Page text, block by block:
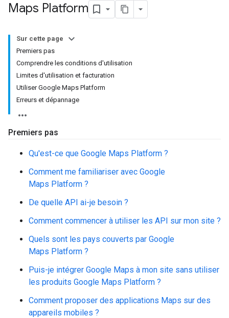
Maps Platform
Sur cette page
Premiers pas
Comprendre les conditions d'utilisation
Limites d'utilisation et facturation
Utiliser Google Maps Platform
Erreurs et dépannage
Premiers pas
Qu'est-ce que Google Maps Platform ?
Comment me familiariser avec Google
Maps Platform ?
De quelle API ai-je besoin ?
Comment commencer à utiliser les API sur mon site ?
Quels sont les pays couverts par Google
Maps Platform ?
Puis-je intégrer Google Maps à mon site sans utiliser
les produits Google Maps Platform ?
Comment proposer des applications Maps sur des
appareils mobiles ?